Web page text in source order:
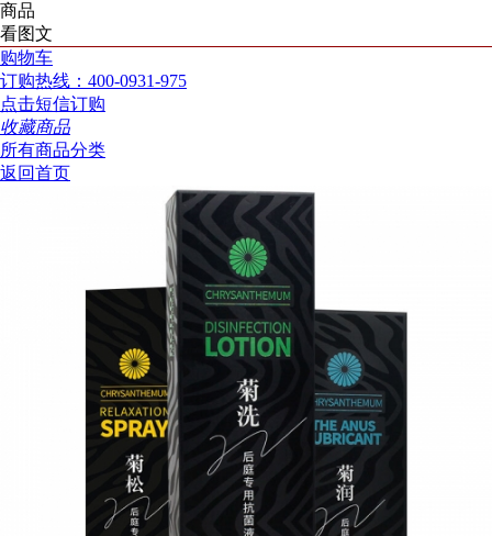
商品
看图文
购物车
订购热线：400-0931-975
点击短信订购
收藏商品
所有商品分类
返回首页